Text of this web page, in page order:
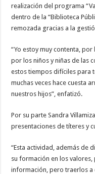
realización del programa
dentro de la “Biblioteca
remozada gracias a la
“Yo estoy muy contenta,
por los niños y niñas de las
estos tiempos difíciles para
muchas veces hace cuesta
nuestros hijos”, enfatizó.
Por su parte Sandra
presentaciones de títeres y
“Esta actividad, además de
su formación en los
información, pero traerlos a